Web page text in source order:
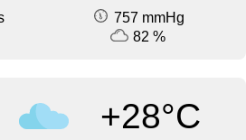
757 mmHg
82 %
+28°C